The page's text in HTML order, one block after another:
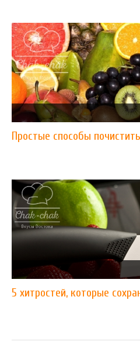
Простые способы
5 хитростей, которые